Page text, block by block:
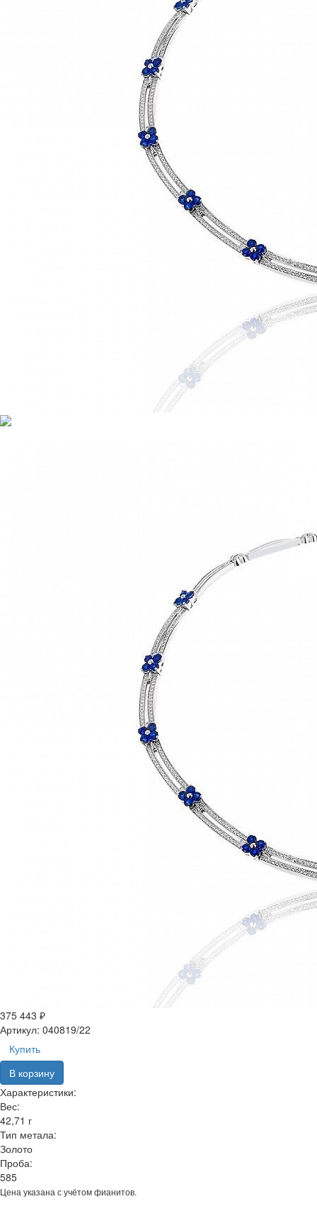
375 443 ₽
Артикул: 040819/22
Купить
В корзину
Характеристики:
Вес:
42,71 г
Тип метала:
Золото
Проба:
585
Цена указана с учётом фианитов.